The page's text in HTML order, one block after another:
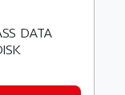
DATA